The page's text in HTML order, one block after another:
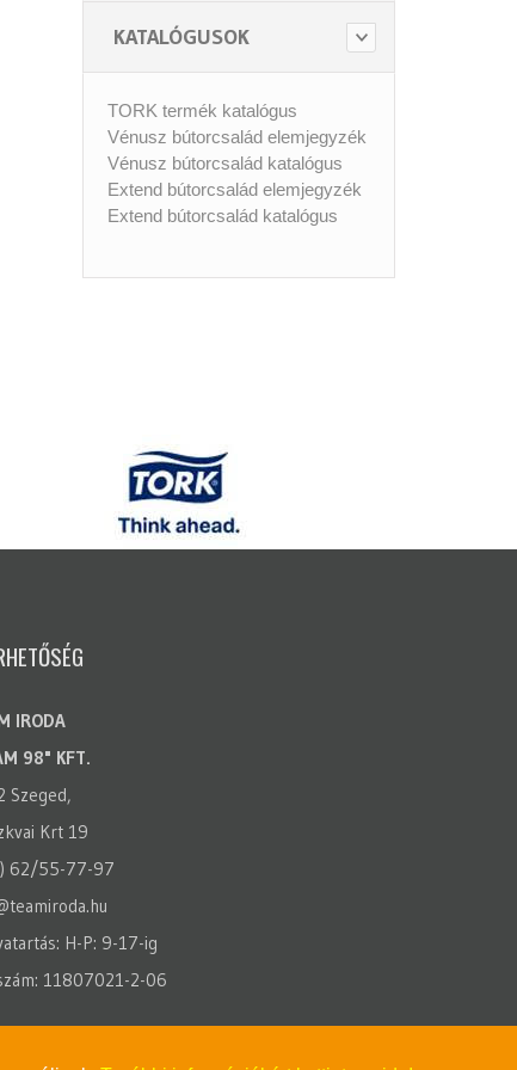
KATALÓGUSOK
TORK termék katalógus
Vénusz bútorcsalád elemjegyzék
Vénusz bútorcsalád katalógus
Extend bútorcsalád elemjegyzék
Extend bútorcsalád katalógus
IRODA
98" KFT.
Szeged,
Krt 19
62/55-77-97
H-P: 9-17-ig
11807021-2-06